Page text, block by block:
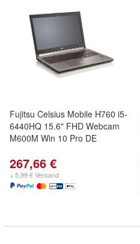
Fujitsu Celsius Mobile H760 i5-
6440HQ 15.6" FHD Webcam
M600M Win 10 Pro DE
267,66 €
+ 5,99 € Versand